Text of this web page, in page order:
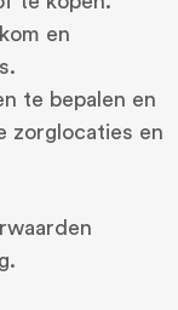
en
te bepalen en
zorglocaties en